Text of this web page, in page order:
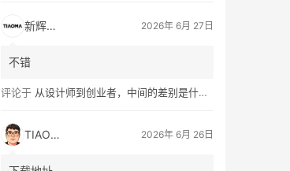
新辉瑞创 2026年 6月 27日
不错
评论于 从设计师到创业者，中间的差别是什么？
TIAOMA 2026年 6月 26日